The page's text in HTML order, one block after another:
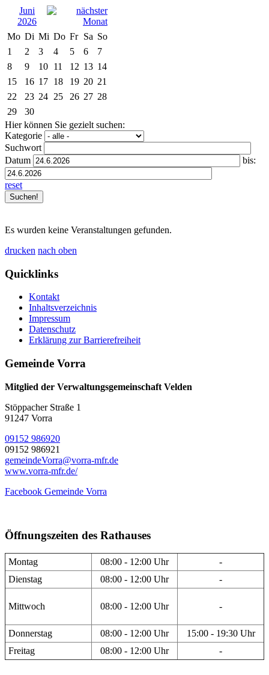
Juni
2026
Mo Di Mi Do Fr Sa So
1
2 3 4 5 6
7
8
9 10 11 12 13 14
15
16 17 18 19 20 21
22
23 24 25 26 27 28
29
30
Hier können Sie gezielt suchen:
Kategorie
Suchwort
Datum
bis:
reset
Es wurden keine Veranstaltungen gefunden.
drucken nach oben
Quicklinks
Kontakt
Inhaltsverzeichnis
Impressum
Datenschutz
Erklärung zur Barrierefreiheit
Gemeinde Vorra
Mitglied der Verwaltungsgemeinschaft Velden
Stöppacher Straße 1
91247 Vorra
09152 986920
09152 986921
gemeindeVorra@vorra-mfr.de
www.vorra-mfr.de/
Facebook Gemeinde Vorra
Öffnungszeiten des Rathauses
Montag 08:00 - 12:00 Uhr
-
Dienstag
08:00 - 12:00 Uhr -
Mittwoch 08:00 - 12:00 Uhr -
Donnerstag 08:00 - 12:00 Uhr
15:00 - 19:30 Uhr
Freitag
08:00 - 12:00 Uhr -